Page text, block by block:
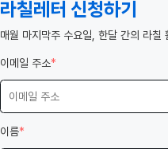
라칠레터 신청하기
매월 마지막주 수요일, 한달 간의 라칠
이메일 주소*
이름*